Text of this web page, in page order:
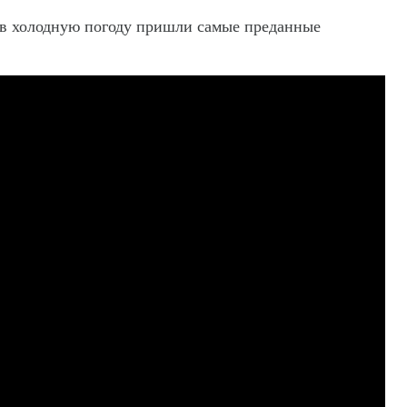
холодную погоду пришли самые преданные